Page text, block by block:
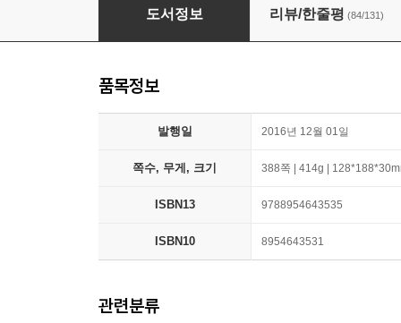
미스 함무라비
도서정보 리뷰/한줄평 (84/131)
품목정보
발행일 2016년 12월 01일
쪽수, 무게, 크기 388쪽 | 414g |
ISBN13 9788954643535
ISBN10 8954643531
관련분류